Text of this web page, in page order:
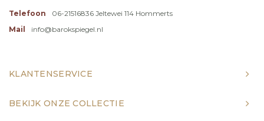
Telefoon
06-21516836 Jeltewei 114 Hommerts
Mail
info@barokspiegel.nl
KLANTENSERVICE
BEKIJK ONZE COLLECTIE